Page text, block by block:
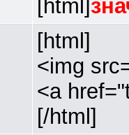
[html]
[html]
<img
<a
[/html]